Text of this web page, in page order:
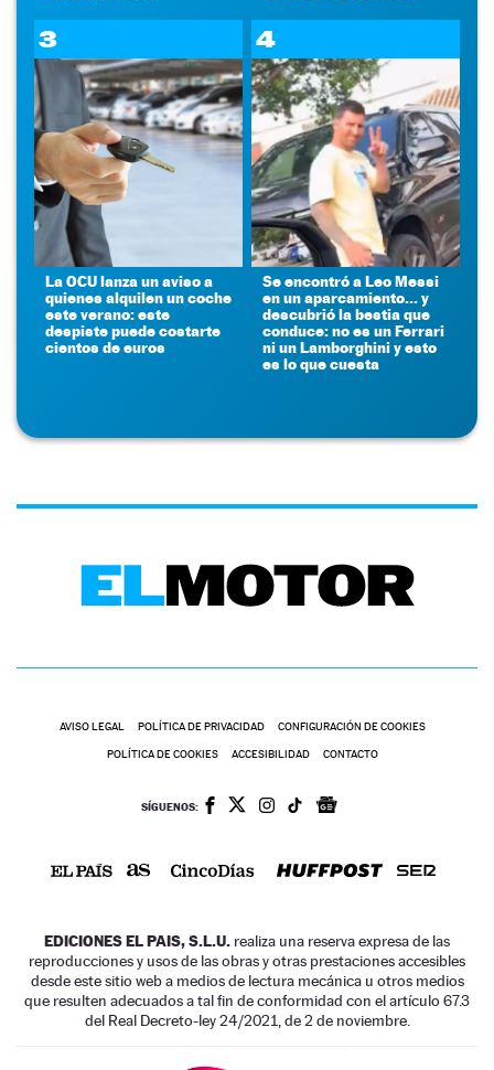
3
La OCU lanza un aviso a
quienes alquilen un coche
este verano: este
despiste puede costarte
cientos de euros
4
Se encontró a Leo Messi
en un aparcamiento... y
descubrió la bestia que
conduce: no es un Ferrari
ni un Lamborghini y esto
es lo que cuesta
AVISO LEGAL POLÍTICA DE PRIVACIDAD CONFIGURACIÓN DE COOKIES
POLÍTICA DE COOKIES ACCESIBILIDAD CONTACTO
SÍGUENOS:
EDICIONES EL PAIS, S.L.U. realiza una reserva expresa de las
reproducciones y usos de las obras y otras prestaciones accesibles
desde este sitio web a medios de lectura mecánica u otros medios
que resulten adecuados a tal fin de conformidad con el artículo 67.3
del Real Decreto-ley 24/2021, de 2 de noviembre.